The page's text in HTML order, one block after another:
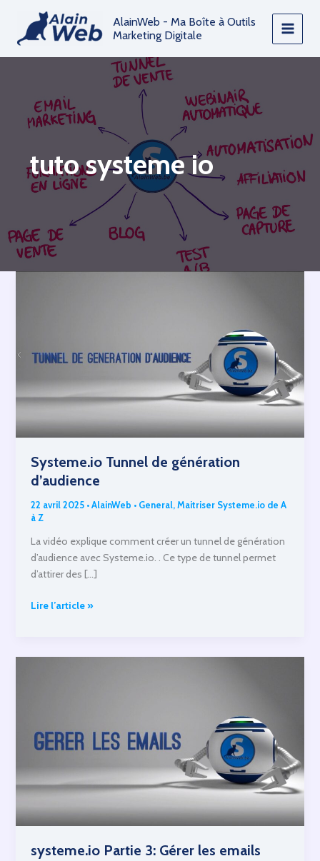
contenu
AlainWeb - Ma Boîte à Outils
Marketing Digitale
tuto systeme io
Systeme.io Tunnel de génération
d’audience
22 avril 2025 •AlainWeb • General,Maitriser Systeme.io de A
à Z
La vidéo explique comment créer un tunnel de génération
d’audience avec Systeme.io. . Ce type de tunnel permet
d’attirer des […]
Systeme.io
Lire l’article »
systeme.io Partie 3: Gérer les emails